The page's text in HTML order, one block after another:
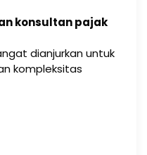
konsultan pajak
dianjurkan untuk
kompleksitas